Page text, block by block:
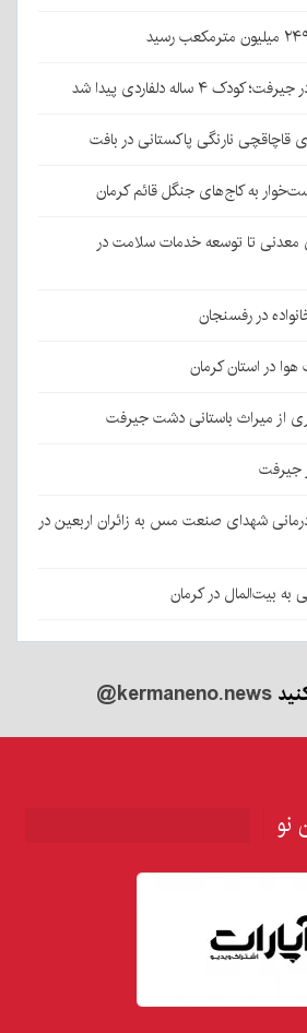
ساله دلفاردی پیدا شد
به کاج‌های جنگل قائم کرمان
معدنی تا توسعه خدمات سلامت در
در رفسنجان
در استان کرمان
از میراث باستانی دشت جیرفت
جیرفت
شهدای صنعت مس به زائران اربعین در
بیت‌المال در کرمان
@kermaneno.news
نو